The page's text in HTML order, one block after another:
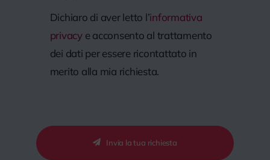
Dichiaro di aver letto l’informativa
privacye acconsento al trattamento
dei dati per essere ricontattato in
merito alla mia richiesta.
Invia la tua richiesta